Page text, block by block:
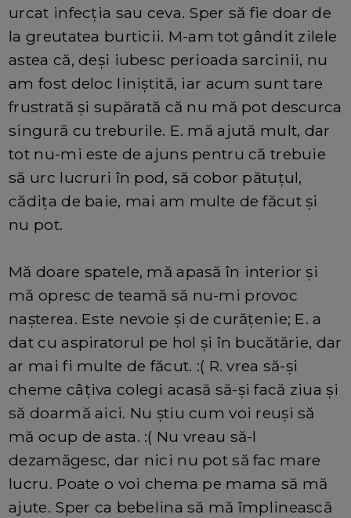
urcat infecția sau ceva. Sper să fie doar de
la greutatea burticii. M-am tot gândit zilele
astea că, deși iubesc perioada sarcinii, nu
am fost deloc liniștită, iar acum sunt tare
frustrată și supărată că nu mă pot descurca
singură cu treburile. E. mă ajută mult, dar
tot nu-mi este de ajuns pentru că trebuie
să urc lucruri în pod, să cobor pătuțul,
cădița de baie, mai am multe de făcut și
nu pot.
Mă doare spatele, mă apasă în interior și
mă opresc de teamă să nu-mi provoc
nașterea. Este nevoie și de curățenie; E. a
dat cu aspiratorul pe hol și în bucătărie, dar
ar mai fi multe de făcut. :( R. vrea să-și
cheme câțiva colegi acasă să-și facă ziua și
să doarmă aici. Nu știu cum voi reuși să
mă ocup de asta. :( Nu vreau să-l
dezamăgesc, dar nici nu pot să fac mare
lucru. Poate o voi chema pe mama să mă
ajute. Sper ca bebelina să mă împlinească